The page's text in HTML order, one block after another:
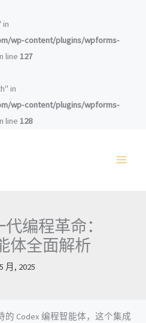
in
wp-content/plugins/wpforms-
line 127
in
wp-content/plugins/wpforms-
line 128
编程革命：
体全面解析
月, 2025
的 Codex 编程智能体，这个集成